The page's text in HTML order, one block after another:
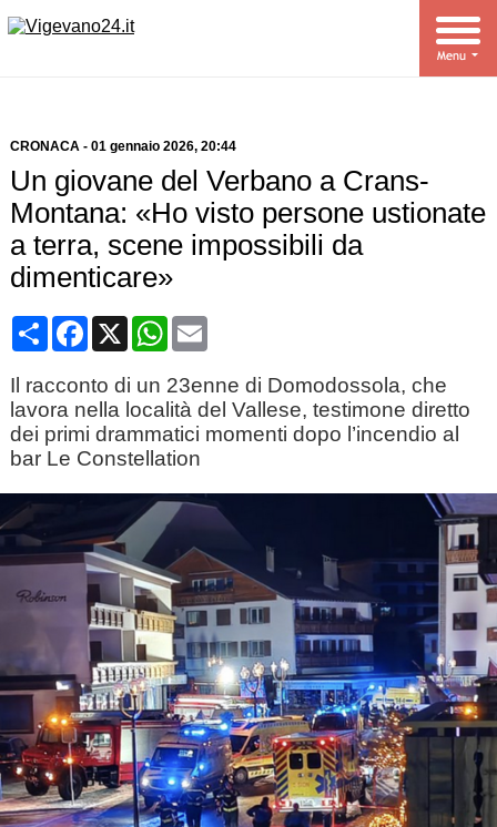
CRONACA- 01 gennaio 2026, 20:44
Un giovane del Verbano a Crans-
Montana: «Ho visto persone ustionate
a terra, scene impossibili da
dimenticare»
CondividiFacebook
X WhatsApp
Email
Il racconto di un 23enne di Domodossola, che
lavora nella località del Vallese, testimone diretto
dei primi drammatici momenti dopo l’incendio al
bar Le Constellation